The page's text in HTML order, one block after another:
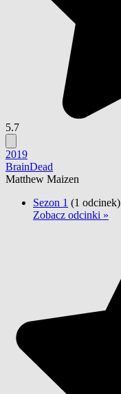
5.7
2019
BrainDead
Matthew Maizen
Sezon 1 (1 odcinek)
Zobacz odcinki »